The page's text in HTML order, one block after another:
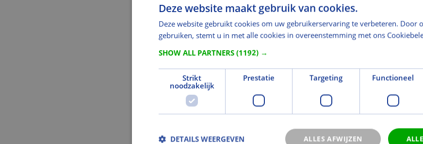
Deze website maakt gebruik van cookies.
Deze website gebruikt cookies om uw gebruikerservaring te verbeteren. Door
gebruiken, stemt u in met alle cookies in overeenstemming met ons
SHOW ALL PARTNERS (1192) →
Strikt
noodzakelijk
Prestatie Targeting Functioneel
ALLES AFWIJZEN
DETAILS WEERGEVEN